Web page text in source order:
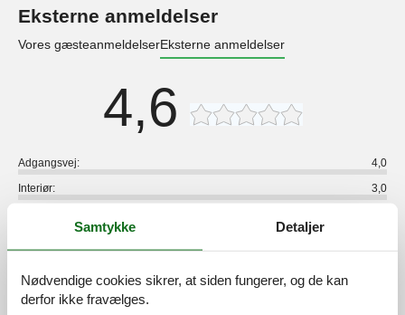
Eksterne anmeldelser
Vores gæsteanmeldelserEksterne anmeldelser
4,6
Adgangsvej:
4,0
Interiør:
3,0
Generelt:
Samtykke Detaljer
Nødvendige cookies sikrer, at siden fungerer, og de kan
derfor ikke fravælges.